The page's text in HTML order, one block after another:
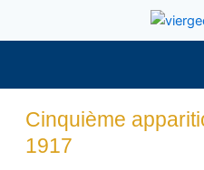
Cinquième
1917